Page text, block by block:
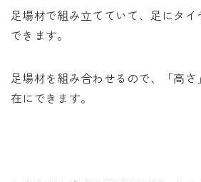
足場材で組み立てていて、足にタ
できます。
足場材を組み合わせるので、「高さ
在にできます。